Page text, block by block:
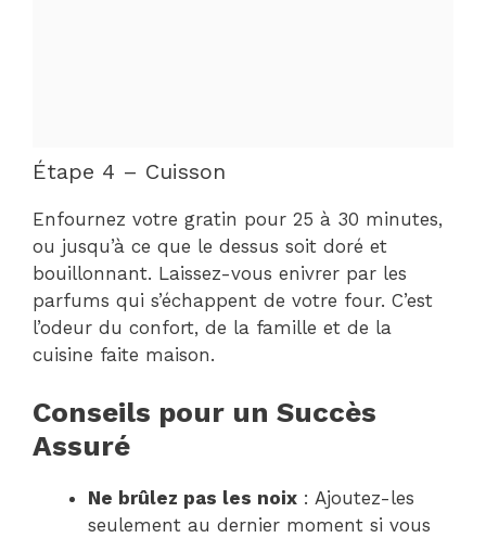
Étape 4 – Cuisson
Enfournez votre gratin pour 25 à 30 minutes,
ou jusqu’à ce que le dessus soit doré et
bouillonnant. Laissez-vous enivrer par les
parfums qui s’échappent de votre four. C’est
l’odeur du confort, de la famille et de la
cuisine faite maison.
Conseils pour un Succès
Assuré
Ne brûlez pas les noix : Ajoutez-les
seulement au dernier moment si vous